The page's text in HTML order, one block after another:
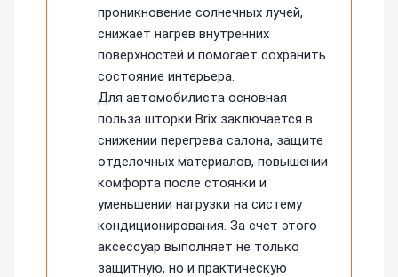
проникновение солнечных лучей,
снижает нагрев внутренних
поверхностей и помогает сохранить
состояние интерьера.
Для автомобилиста основная
польза шторки Brix заключается в
снижении перегрева салона, защите
отделочных материалов, повышении
комфорта после стоянки и
уменьшении нагрузки на систему
кондиционирования. За счет этого
аксессуар выполняет не только
защитную, но и практическую